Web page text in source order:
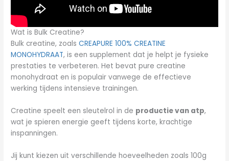
Wat is Bulk Creatine?
Bulk creatine, zoalsCREAPURE 100% CREATINE
MONOHYDRAAT, is een supplement dat je helpt je fysieke
prestaties te verbeteren. Het bevat pure creatine
monohydraat en is populair vanwege de effectieve
werking tijdens intensieve trainingen.
Creatine speelt een sleutelrol in de productie van atp,
wat je spieren energie geeft tijdens korte, krachtige
inspanningen.
Jij kunt kiezen uit verschillende hoeveelheden zoals 100g